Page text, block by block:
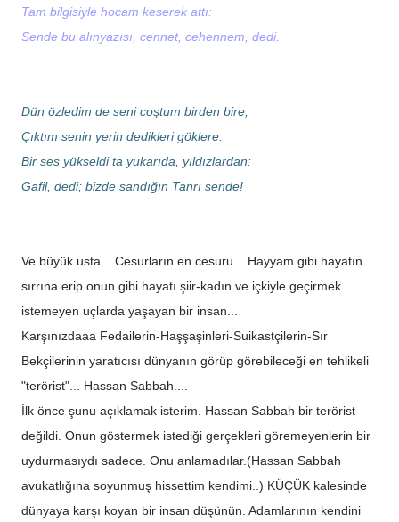
Tam bilgisiyle hocam keserek attı:
Sende bu alınyazısı, cennet, cehennem, dedi.
Dün özledim de seni coştum birden bire;
Çıktım senin yerin dedikleri göklere.
Bir ses yükseldi ta yukarıda, yıldızlardan:
Gafil, dedi; bizde sandığın Tanrı sende!
Ve büyük usta... Cesurların en cesuru... Hayyam gibi hayatın
sırrına erip onun gibi hayatı şiir-kadın ve içkiyle geçirmek
istemeyen uçlarda yaşayan bir insan...
Karşınızdaaa Fedailerin-Haşşaşinleri-Suikastçilerin-Sır
Bekçilerinin yaratıcısı dünyanın görüp görebileceği en tehlikeli
"terörist"... Hassan Sabbah....
İlk önce şunu açıklamak isterim. Hassan Sabbah bir terörist
değildi. Onun göstermek istediği gerçekleri göremeyenlerin bir
uydurmasıydı sadece. Onu anlamadılar.(Hassan Sabbah
avukatlığına soyunmuş hissettim kendimi..) KÜÇÜK kalesinde
dünyaya karşı koyan bir insan düşünün. Adamlarının kendini